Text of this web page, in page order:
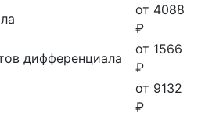
от 4088
₽
дифференциала
от 1566
₽
от 9132
₽